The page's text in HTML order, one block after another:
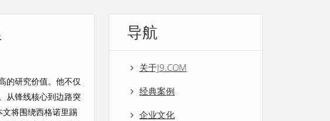
的研究价值。他不仅
从锋线核心到边路突
将围绕西格诺里踢
导航
关于J9.COM
经典案例
企业文化